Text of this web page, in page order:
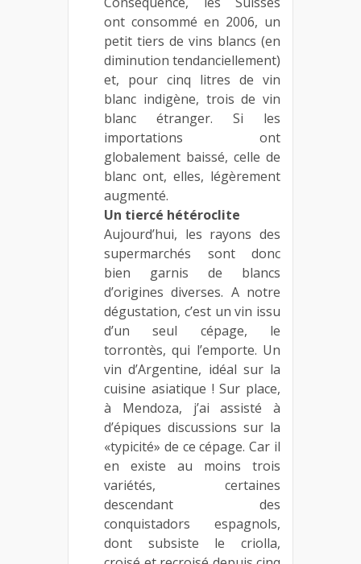
ont consommé en 2006, un
petit tiers de vins blancs (en
diminution tendanciellement)
et, pour cinq litres de vin
blanc indigène, trois de vin
blanc étranger. Si les
importations ont
globalement baissé, celle de
blanc ont, elles, légèrement
augmenté.
Un tiercé hétéroclite
Aujourd’hui, les rayons des
supermarchés sont donc
bien garnis de blancs
d’origines diverses. A notre
dégustation, c’est un vin issu
d’un seul cépage, le
torrontès, qui l’emporte. Un
vin d’Argentine, idéal sur la
cuisine asiatique ! Sur place,
à Mendoza, j’ai assisté à
d’épiques discussions sur la
«typicité» de ce cépage. Car il
en existe au moins trois
variétés, certaines
descendant des
conquistadors espagnols,
dont subsiste le criolla,